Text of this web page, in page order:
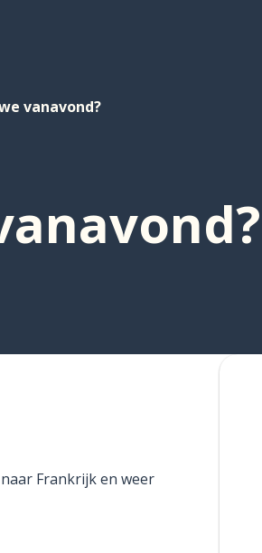
vanavond?
Frankrijk en weer